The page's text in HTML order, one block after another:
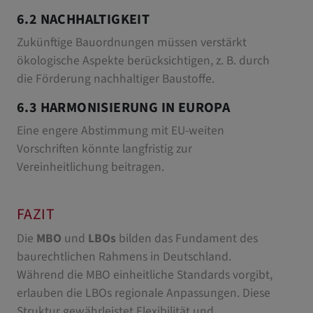
6.2 NACHHALTIGKEIT
Zukünftige Bauordnungen müssen verstärkt
ökologische Aspekte berücksichtigen, z. B. durch
die Förderung nachhaltiger Baustoffe.
6.3 HARMONISIERUNG IN EUROPA
Eine engere Abstimmung mit EU-weiten
Vorschriften könnte langfristig zur
Vereinheitlichung beitragen.
FAZIT
Die MBO und LBOs bilden das Fundament des
baurechtlichen Rahmens in Deutschland.
Während die MBO einheitliche Standards vorgibt,
erlauben die LBOs regionale Anpassungen. Diese